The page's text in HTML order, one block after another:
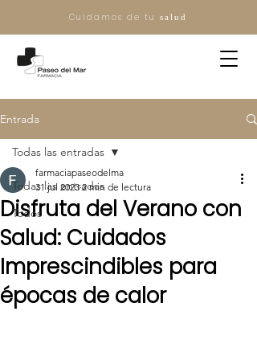
Cuidamos de tu salud
Entrada
Todas las entradas
Todos
Todas las entradas
Disfruta del Verano con
Salud: Cuidados
Imprescindibles para
épocas de calor
farmaciapaseodelma
31 jul 2023 2 min de lectura